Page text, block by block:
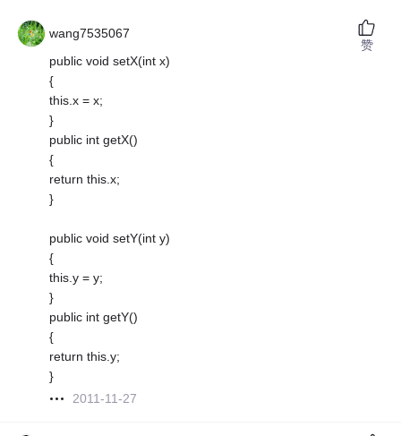
wang7535067
public void setX(int x)
{
this.x = x;
}
public int getX()
{
return this.x;
}
public void setY(int y)
{
this.y = y;
}
public int getY()
{
return this.y;
}
2011-11-27
赞